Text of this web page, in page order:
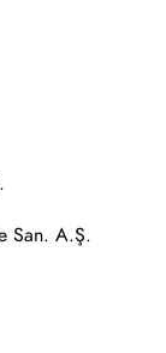
San. A.Ş.